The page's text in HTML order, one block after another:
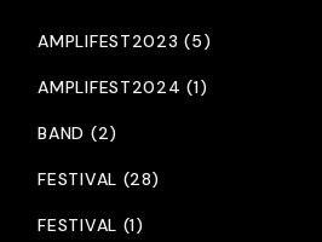
AMPLIFEST2023 (5)
AMPLIFEST2024 (1)
BAND (2)
FESTIVAL (28)
FESTIVAL (1)